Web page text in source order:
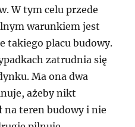
W tym celu przede
warunkiem jest
takiego placu budowy.
zatrudnia się
Ma ona dwa
ażeby nikt
na teren budowy i nie